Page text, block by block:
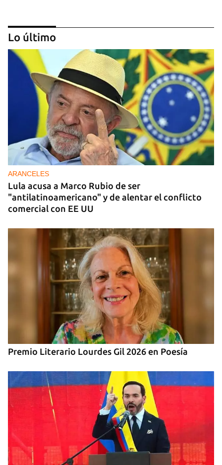
REPRESIÓN
Los creadores de El4tico cumplen seis meses
presos sin fecha de juicio
Lo último
ARANCELES
Lula acusa a Marco Rubio de ser
"antilatinoamericano" y de alentar el conflicto
comercial con EE UU
Premio Literario Lourdes Gil 2026 en Poesía